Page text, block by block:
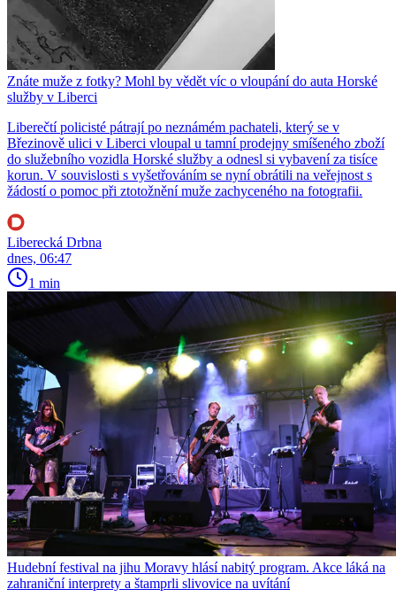
Znáte muže z fotky? Mohl by vědět víc o vloupání do auta Horské
služby v Liberci
Liberečtí policisté pátrají po neznámém pachateli, který se v
Březinově ulici v Liberci vloupal u tamní prodejny smíšeného zboží
do služebního vozidla Horské služby a odnesl si vybavení za tisíce
korun. V souvislosti s vyšetřováním se nyní obrátili na veřejnost s
žádostí o pomoc při ztotožnění muže zachyceného na fotografii.
Liberecká Drbna
dnes, 06:47
1 min
Hudební festival na jihu Moravy hlásí nabitý program. Akce láká na
zahraniční interprety a štamprli slivovice na uvítání